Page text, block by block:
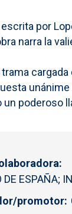
por
narra la
un poderoso
DE
promotor